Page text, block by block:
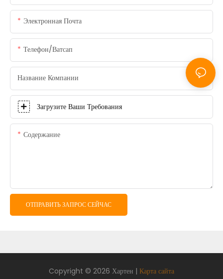
Электронная Почта
Телефон/ватсап
Название Компании
Загрузите Ваши Требования
Содержание
ОТПРАВИТЬ ЗАПРОС СЕЙЧАС
Copyright © 2026 Хартен | Карта сайта